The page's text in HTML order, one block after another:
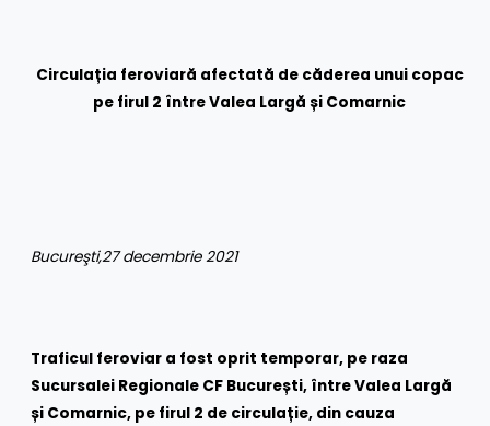
Circulația feroviară afectată de căderea unui copac
pe firul 2 între Valea Largă și Comarnic
Bucureşti,27 decembrie 2021
Traficul feroviar a fost oprit temporar, pe raza
Sucursalei Regionale CF București, între Valea Largă
și Comarnic, pe firul 2 de circulație, din cauza